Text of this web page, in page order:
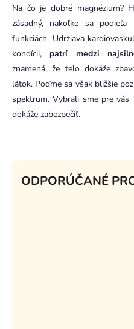
Na čo je dobré magnézium?
zásadný, nakoľko sa podieľa
funkciách. Udržiava
kondícii, patrí medzi
znamená, že telo dokáže
látok. Poďme sa však bližšie
spektrum. Vybrali sme pre vás
dokáže zabezpečiť.
ODPORÚČANÉ